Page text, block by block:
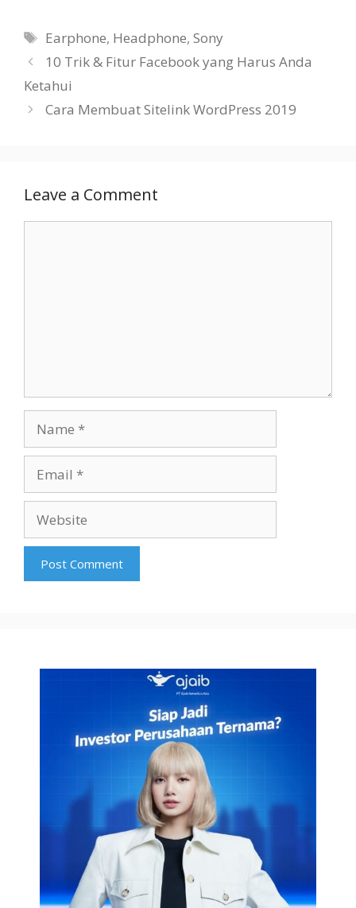
Tags
Earphone, Headphone,Sony
10 Trik & Fitur Facebook yang Harus Anda
Ketahui
Cara Membuat Sitelink WordPress 2019
Leave a Comment